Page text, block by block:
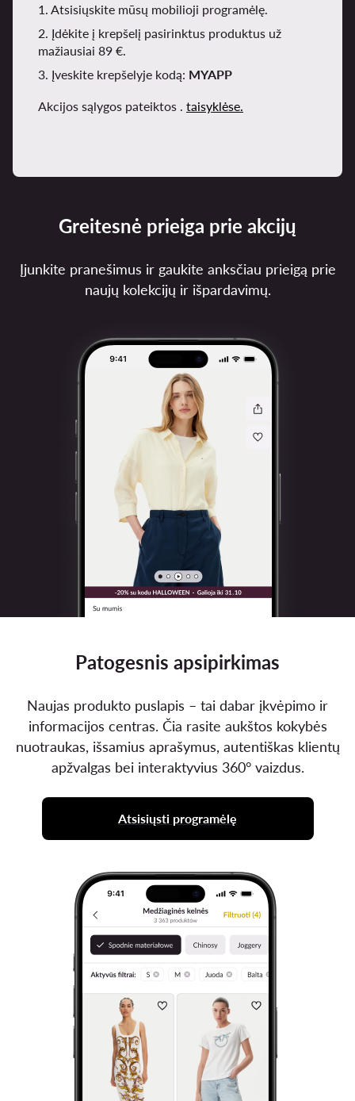
1. Atsisiųskite mūsų mobilioji programėlę.
2. Įdėkite į krepšelį pasirinktus produktus už
mažiausiai 89 €.
3. Įveskite krepšelyje kodą: MYAPP
Akcijos sąlygos pateiktos . taisyklėse.
Greitesnė prieiga prie akcijų
Įjunkite pranešimus ir gaukite anksčiau prieigą prie
naujų kolekcijų ir išpardavimų.
Patogesnis apsipirkimas
Naujas produkto puslapis – tai dabar įkvėpimo ir
informacijos centras. Čia rasite aukštos kokybės
nuotraukas, išsamius aprašymus, autentiškas klientų
apžvalgas bei interaktyvius 360° vaizdus.
Atsisiųsti programėlę